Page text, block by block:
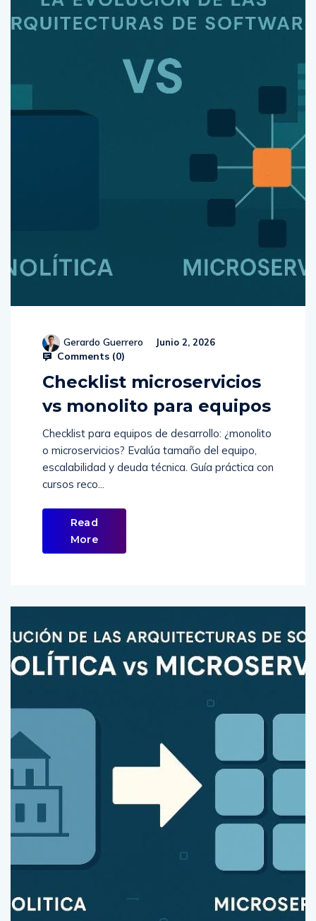
Gerardo Guerrero Junio 2, 2026
Comments (0)
Checklist microservicios
vs monolito para equipos
Checklist para equipos de desarrollo: ¿monolito
o microservicios? Evalúa tamaño del equipo,
escalabilidad y deuda técnica. Guía práctica con
cursos reco...
Read
More